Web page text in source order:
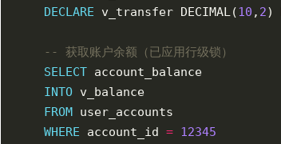
DECLARE v_transfer DECIMAL(10 , 2)
SELECT
INTO
FROM
WHERE account_id = 12345